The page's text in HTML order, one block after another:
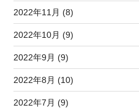
2022年11月 (8)
2022年10月 (9)
2022年9月 (9)
2022年8月 (10)
2022年7月 (9)